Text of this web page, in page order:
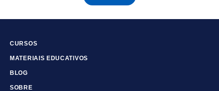
CURSOS
MATERIAIS EDUCATIVOS
BLOG
SOBRE